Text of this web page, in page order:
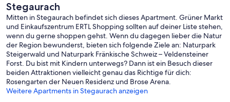
Stegaurach
Mitten in Stegaurach befindet sich dieses Apartment. Grüner Markt
und Einkaufszentrum ERTL Shopping sollten auf deiner Liste stehen,
wenn du gerne shoppen gehst. Wenn du dagegen lieber die Natur
der Region bewunderst, bieten sich folgende Ziele an: Naturpark
Steigerwald und Naturpark Fränkische Schweiz – Veldensteiner
Forst. Du bist mit Kindern unterwegs? Dann ist ein Besuch dieser
beiden Attraktionen vielleicht genau das Richtige für dich:
Rosengarten der Neuen Residenz und Brose Arena.
Weitere Apartments in Stegaurach anzeigen